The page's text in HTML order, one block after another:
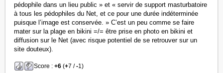
pédophile dans un lieu public » et « servir de support masturbatoire
à tous les pédophiles du Net, et ce pour une durée indéterminée
puisque l’image est conservée. » C’est un peu comme se faire
mater sur la plage en bikini =/= être prise en photo en bikini et
diffusion sur le Net (avec risque potentiel de se retrouver sur un
site douteux).
Score :+6 (+7 /-1)